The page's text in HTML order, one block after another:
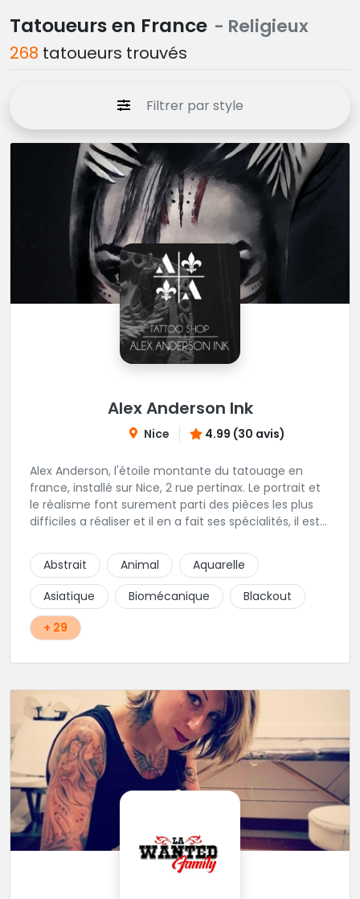
Tatoueurs en France - Religieux
268 tatoueurs trouvés
Filtrer par style
Alex Anderson Ink
Nice 4.99 (30 avis)
Alex Anderson, l'étoile montante du tatouage en
france, installé sur Nice, 2 rue pertinax. Le portrait et
le réalisme font surement parti des pièces les plus
difficiles a réaliser et il en a fait ses spécialités, il est
religieux ou du chicanos. Romain son frère sera vous
combler par sa finesse pour des pièces comme le
mandala, l'ornemental ou la calligraphie pour le
bonheur des futurs tatoués. Il y a aussi Léa, Maureen,
Fat, Tom, Sento, Lily, des artistes hors normes. Il n'y a
qu'à regarder les pièces sélectionnées ici pour
Abstrait Animal
Aquarelle
Asiatique
Biomécanique
Blackout
+ 29